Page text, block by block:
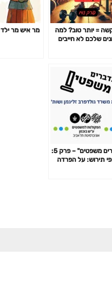
= יותר טוב? למה
שלכם לא חייבים
מר איש מר ילד
"מדברים משפטים" – פרק 5:
תירוש: על הפרדה